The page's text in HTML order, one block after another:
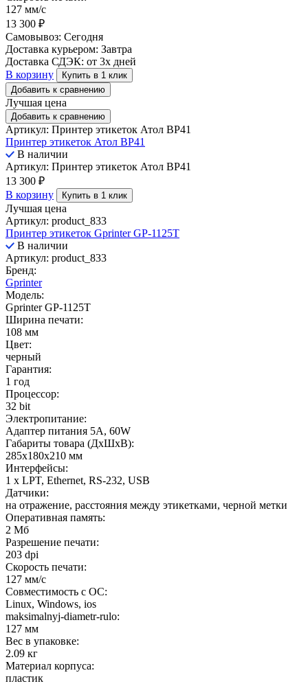
127 мм/с
13 300 ₽
Самовывоз: Сегодня
Доставка курьером: Завтра
Доставка СДЭК: от 3х дней
В корзину
Купить в 1 клик
Добавить к сравнению
Лучшая цена
Добавить к сравнению
Артикул: Принтер этикеток Атол ВР41
Принтер этикеток Атол ВР41
В наличии
Артикул: Принтер этикеток Атол ВР41
13 300 ₽
В корзину
Купить в 1 клик
Лучшая цена
Артикул: product_833
Принтер этикеток Gprinter GP-1125T
В наличии
Артикул: product_833
Бренд:
Gprinter
Модель:
Gprinter GP-1125T
Ширина печати:
108 мм
Цвет:
черный
Гарантия:
1 год
Процессор:
32 bit
Электропитание:
Адаптер питания 5А, 60W
Габариты товара (ДxШxВ):
285х180х210 мм
Интерфейсы:
1 x LPT, Ethernet, RS-232, USB
Датчики:
на отражение, расстояния между этикетками, черной метки
Оперативная память:
2 Мб
Разрешение печати:
203 dpi
Скорость печати:
127 мм/с
Совместимость с ОС:
Linux, Windows, ios
maksimalnyj-diametr-rulo:
127 мм
Вес в упаковке:
2.09 кг
Материал корпуса:
пластик